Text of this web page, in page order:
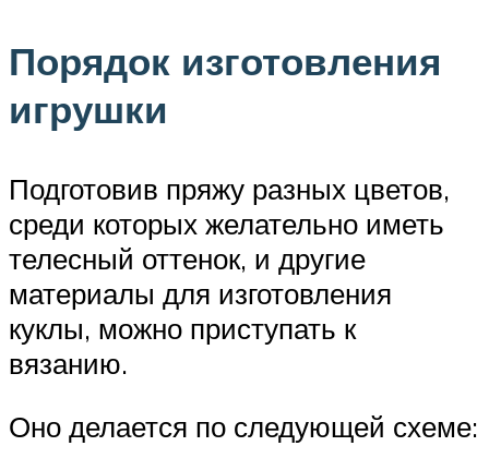
Порядок изготовления
игрушки
Подготовив пряжу разных цветов,
среди которых желательно иметь
телесный оттенок, и другие
материалы для изготовления
куклы, можно приступать к
вязанию.
Оно делается по следующей схеме: